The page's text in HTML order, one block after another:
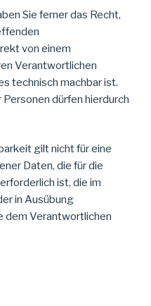
Sie ferner das Recht,
von einem
Verantwortlichen
technisch machbar ist.
dürfen hierdurch
gilt nicht für eine
Daten, die für die
ist, die im
in Ausübung
dem Verantwortlichen